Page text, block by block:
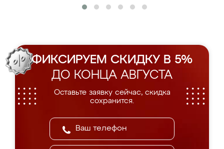
ФИКСИРУЕМ СКИДКУ В 5%
ДО КОНЦА АВГУСТА
Оставьте заявку сейчас, скидка
сохранится.